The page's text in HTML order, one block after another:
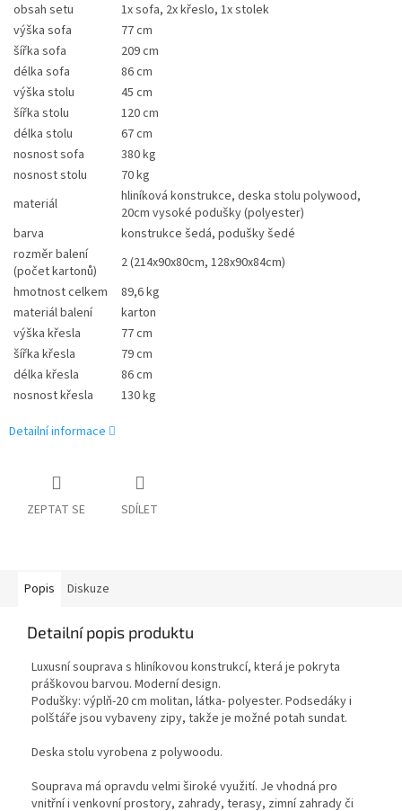
obsah setu
1x sofa, 2x křeslo, 1x stolek
výška sofa
77 cm
šířka sofa
209 cm
délka sofa
86 cm
výška stolu
45 cm
šířka stolu
120 cm
délka stolu
67 cm
nosnost sofa
380 kg
nosnost stolu
70 kg
materiál
hliníková konstrukce, deska stolu polywood,
20cm vysoké podušky (polyester)
barva
konstrukce šedá, podušky šedé
rozměr balení
(počet kartonů)
2 (214x90x80cm, 128x90x84cm)
hmotnost celkem
89,6 kg
materiál balení
karton
výška křesla
77 cm
šířka křesla
79 cm
délka křesla
86 cm
nosnost křesla
130 kg
Detailní informace
ZEPTAT SE SDÍLET
Popis Diskuze
Detailní popis produktu
Luxusní souprava s hliníkovou konstrukcí, která je pokryta
práškovou barvou. Moderní design.
Podušky: výplň-20 cm molitan, látka- polyester. Podsedáky i
polštáře jsou vybaveny zipy, takže je možné potah sundat.
Deska stolu vyrobena z polywoodu.
Souprava má opravdu velmi široké využití. Je vhodná pro
vnitřní i venkovní prostory, zahrady, terasy, zimní zahrady či